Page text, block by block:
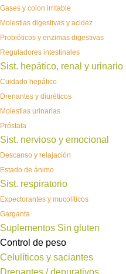
Gases y colon irritable
Molestias digestivas y acidez
Probióticos y enzimas digestivas
Reguladores intestinales
Sist. hepático, renal y urinario
Cuidado hepático
Drenantes y diuréticos
Molestias urinarias
Próstata
Sist. nervioso y emocional
Descanso y relajación
Estado de ánimo
Sist. respiratorio
Expectorantes y mucolíticos
Garganta
Suplementos Sin gluten
Control de peso
Celulíticos y saciantes
Drenantes / depurativos